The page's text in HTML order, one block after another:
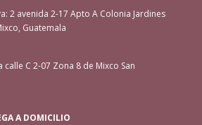
2 avenida 2-17 Apto A Colonia Jardines
Guatemala
C 2-07 Zona 8 de Mixco San
A DOMICILIO